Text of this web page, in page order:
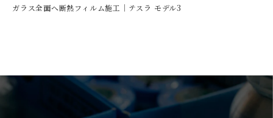
ガラス全面へ断熱フィルム施工｜テスラ モデル3